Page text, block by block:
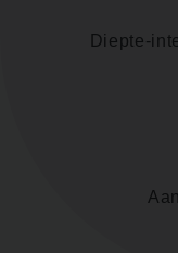
Diepte-